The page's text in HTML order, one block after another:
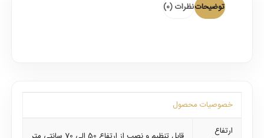
توضیحاتنظرات (0)
خصوصیات محصول
ارتفاع